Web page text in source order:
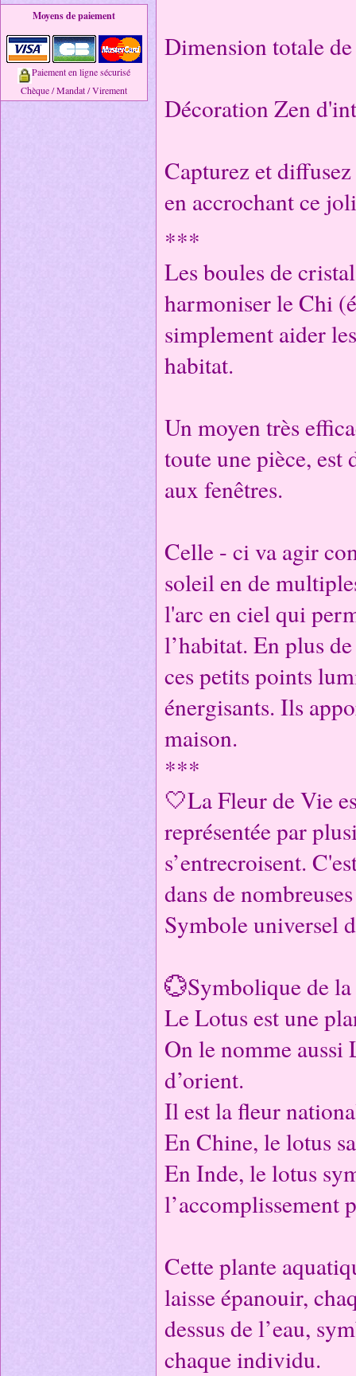
Moyens de paiement
Paiement en ligne sécurisé
Chèque / Mandat / Virement
Dimension totale
Décoration Zen
Capturez et
en accrochant ce
***
Les boules de
harmoniser le Chi
simplement aider
habitat.
Un moyen très
toute une pièce, est
aux fenêtres.
Celle - ci va agir
soleil en de
l'arc en ciel qui
l’habitat. En plus
ces petits points
énergisants. Ils
maison.
***
🤍La Fleur de Vie
représentée par
s’entrecroisent.
dans de
Symbole universel
💮Symbolique de
Le Lotus est une
On le nomme aussi
d’orient.
Il est la fleur
En Chine, le lotus
En Inde, le lotus
l’accomplissement
Cette plante
laisse épanouir,
dessus de l’eau,
chaque individu.